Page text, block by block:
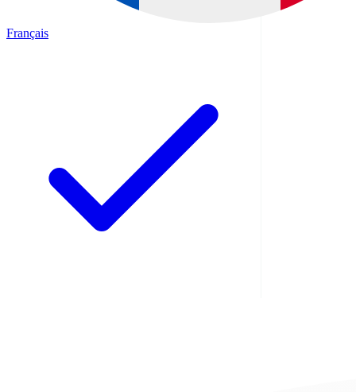
Français